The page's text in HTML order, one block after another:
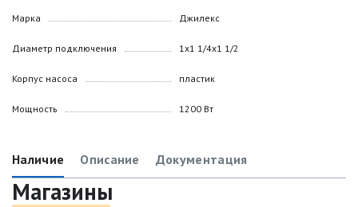
Марка
Диаметр подключения
Корпус насоса
Мощность
Джилекс
1х1 1/4х1 1/2
пластик
1200 Вт
Наличие Описание Документация
Магазины